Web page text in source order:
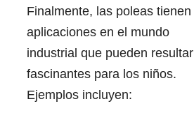
Finalmente, las poleas tienen
aplicaciones en el mundo
industrial que pueden resultar
fascinantes para los niños.
Ejemplos incluyen: